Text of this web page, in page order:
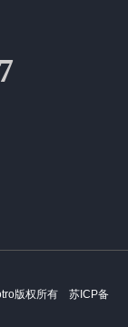
版权所有 苏ICP备